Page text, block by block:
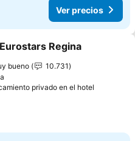
Ver precios
a favoritos
Regina
bueno
10.731
privado en el hotel